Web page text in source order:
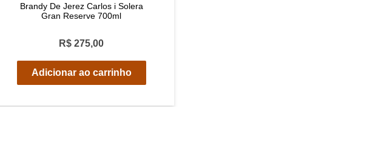
Brandy De Jerez Carlos i Solera
Gran Reserve 700ml
R$ 275,00
Adicionar ao carrinho